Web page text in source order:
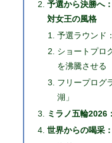
予選から決勝へ
対女王の風格
予選ラウンド
ショートプロ
を沸騰させる
フリープログ
湖」
ミラノ五輪2026
世界からの喝采